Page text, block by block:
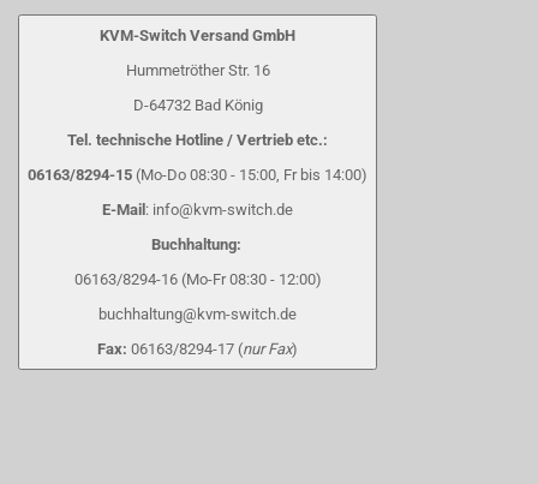
KVM-Switch Versand GmbH
Hummetröther Str. 16
D-64732 Bad König
Tel. technische Hotline / Vertrieb etc.:
06163/8294-15 (Mo-Do 08:30 - 15:00, Fr bis 14:00)
E-Mail : info@kvm-switch.de
Buchhaltung:
06163/8294-16 (Mo-Fr 08:30 - 12:00)
buchhaltung@kvm-switch.de
Fax: 06163/8294-17 (nur Fax)